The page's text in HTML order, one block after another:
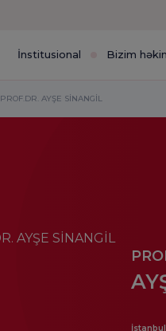
İnstitusional Bizim
PROF.DR. AYŞE SİNANGİL
İstanbul